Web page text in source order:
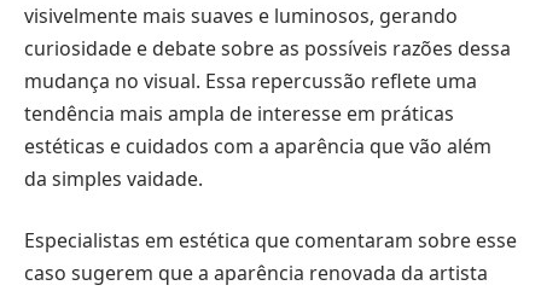
visivelmente mais suaves e luminosos, gerando
curiosidade e debate sobre as possíveis razões dessa
mudança no visual. Essa repercussão reflete uma
tendência mais ampla de interesse em práticas
estéticas e cuidados com a aparência que vão além
da simples vaidade.
Especialistas em estética que comentaram sobre esse
caso sugerem que a aparência renovada da artista